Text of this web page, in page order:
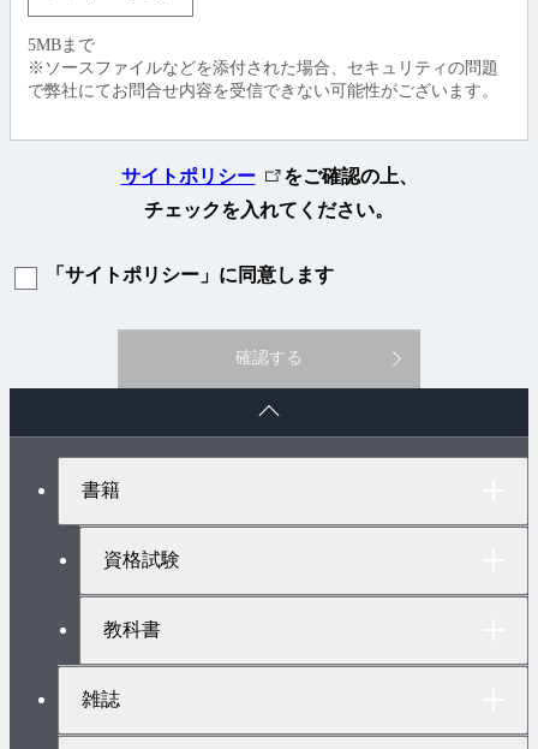
5MBまで
※ソースファイルなどを添付された場合、セキュリティの問題
で弊社にてお問合せ内容を受信できない可能性がございます。
サイトポリシー
外
部
ン
をご確認の上、
チェックを入れてください。
「サイトポリシー」に同意します
確認する
書籍
資格試験
教科書
雑誌